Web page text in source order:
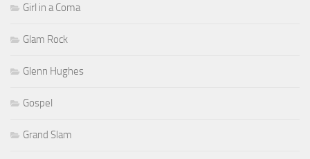
Girl in a Coma
Glam Rock
Glenn Hughes
Gospel
Grand Slam